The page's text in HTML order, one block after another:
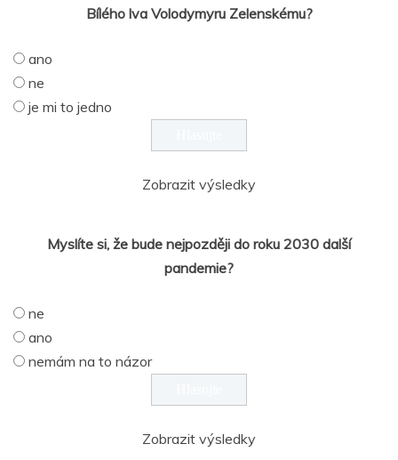
Bílého lva Volodymyru Zelenskému?
ano
ne
je mi to jedno
Zobrazit výsledky
Myslíte si, že bude nejpozději do roku 2030 další
pandemie?
ne
ano
nemám na to názor
Zobrazit výsledky